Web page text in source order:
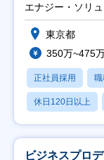
エナジー・ソリ
東京都
350万~475
正社員採用 職
休日120日以上
ビジネスプロ